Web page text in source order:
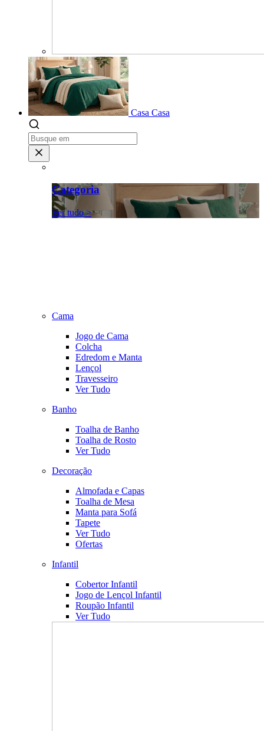
Casa Casa
Categoria
Ver tudo >
Cama
Jogo de Cama
Colcha
Edredom e Manta
Lençol
Travesseiro
Ver Tudo
Banho
Toalha de Banho
Toalha de Rosto
Ver Tudo
Decoração
Almofada e Capas
Toalha de Mesa
Manta para Sofá
Tapete
Ver Tudo
Ofertas
Infantil
Cobertor Infantil
Jogo de Lençol Infantil
Roupão Infantil
Ver Tudo